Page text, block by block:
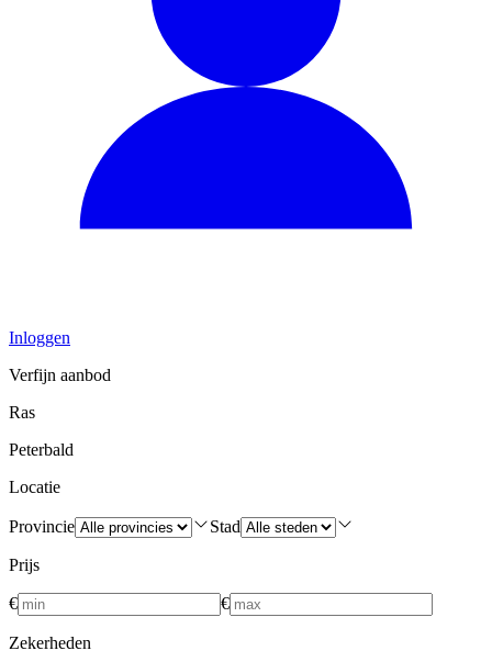
Inloggen
Verfijn aanbod
Ras
Peterbald
Locatie
Provincie Stad
Prijs
€ €
Zekerheden